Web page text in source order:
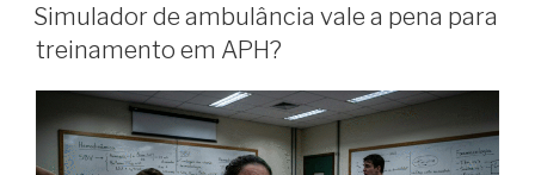
Simulador de ambulância vale a pena para
treinamento em APH?